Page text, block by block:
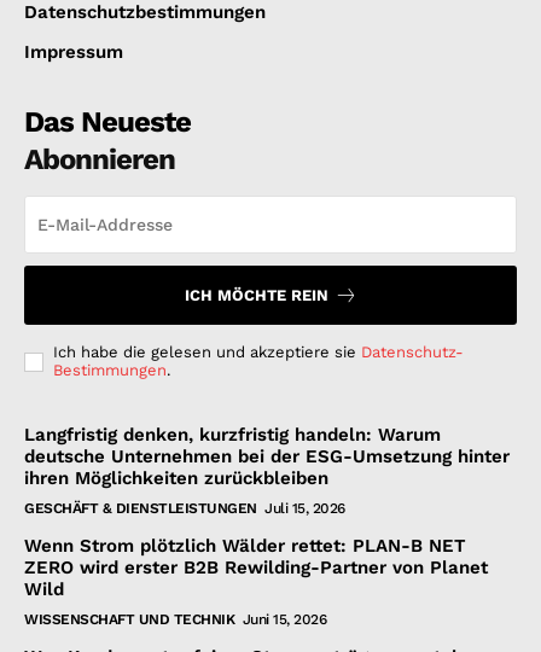
Datenschutzbestimmungen
Impressum
Das Neueste
Abonnieren
ICH MÖCHTE REIN
Ich habe die gelesen und akzeptiere sie Datenschutz-
Bestimmungen.
Langfristig denken, kurzfristig handeln: Warum
deutsche Unternehmen bei der ESG-Umsetzung hinter
ihren Möglichkeiten zurückbleiben
GESCHÄFT & DIENSTLEISTUNGEN Juli 15, 2026
Wenn Strom plötzlich Wälder rettet: PLAN-B NET
ZERO wird erster B2B Rewilding-Partner von Planet
Wild
WISSENSCHAFT UND TECHNIK Juni 15, 2026